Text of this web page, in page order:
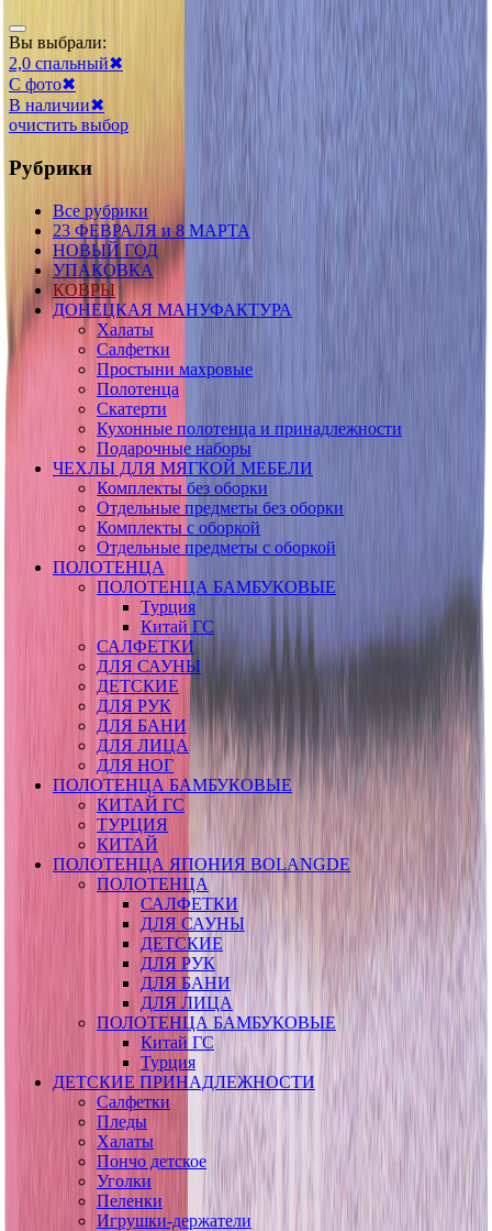
Вы выбрали:
2,0 спальный✖
С фото✖
В наличии✖
очистить выбор
Рубрики
Все рубрики
23 ФЕВРАЛЯ и 8 МАРТА
НОВЫЙ ГОД
УПАКОВКА
КОВРЫ
ДОНЕЦКАЯ МАНУФАКТУРА
Халаты
Салфетки
Простыни махровые
Полотенца
Скатерти
Кухонные полотенца и принадлежности
Подарочные наборы
ЧЕХЛЫ ДЛЯ МЯГКОЙ МЕБЕЛИ
Комплекты без оборки
Отдельные предметы без оборки
Комплекты с оборкой
Отдельные предметы с оборкой
ПОЛОТЕНЦА
ПОЛОТЕНЦА БАМБУКОВЫЕ
Турция
Китай ГС
САЛФЕТКИ
ДЛЯ САУНЫ
ДЕТСКИЕ
ДЛЯ РУК
ДЛЯ БАНИ
ДЛЯ ЛИЦА
ДЛЯ НОГ
ПОЛОТЕНЦА БАМБУКОВЫЕ
КИТАЙ ГС
ТУРЦИЯ
КИТАЙ
ПОЛОТЕНЦА ЯПОНИЯ BOLANGDE
ПОЛОТЕНЦА
САЛФЕТКИ
ДЛЯ САУНЫ
ДЕТСКИЕ
ДЛЯ РУК
ДЛЯ БАНИ
ДЛЯ ЛИЦА
ПОЛОТЕНЦА БАМБУКОВЫЕ
Китай ГС
Турция
ДЕТСКИЕ ПРИНАДЛЕЖНОСТИ
Салфетки
Пледы
Халаты
Пончо детское
Уголки
Пеленки
Игрушки-держатели